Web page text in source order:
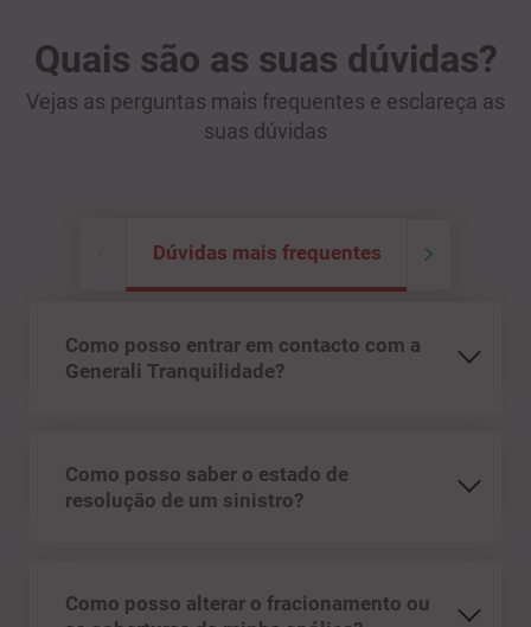
Quais são as suas dúvidas?
Vejas as perguntas mais frequentes e esclareça as
suas dúvidas
Dúvidas mais frequentes
Como posso entrar em contacto com a
Generali Tranquilidade?
Como posso saber o estado de
resolução de um sinistro?
Como posso alterar o fracionamento ou